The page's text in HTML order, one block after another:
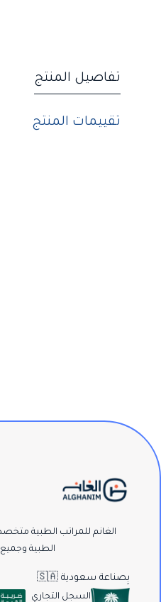
تفاصيل المنتج
تقييمات المنتج
الغانم للمراتب الطبية
الطبية
بِصناعة سعودية 🇸🇦
السجل التجاري